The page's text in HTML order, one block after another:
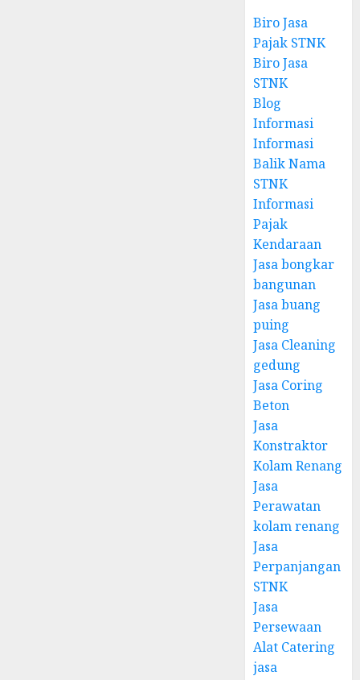
Biro Jasa
Pajak STNK
Biro Jasa
STNK
Blog
Informasi
Informasi
Balik Nama
STNK
Informasi
Pajak
Kendaraan
Jasa bongkar
bangunan
Jasa buang
puing
Jasa Cleaning
gedung
Jasa Coring
Beton
Jasa
Konstraktor
Kolam Renang
Jasa
Perawatan
kolam renang
Jasa
Perpanjangan
STNK
Jasa
Persewaan
Alat Catering
jasa